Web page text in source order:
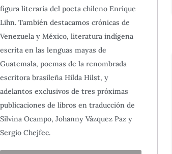
figura literaria del poeta chileno Enrique
Lihn. También destacamos crónicas de
Venezuela y México, literatura indígena
escrita en las lenguas mayas de
Guatemala, poemas de la renombrada
escritora brasileña Hilda Hilst, y
adelantos exclusivos de tres próximas
publicaciones de libros en traducción de
Silvina Ocampo, Johanny Vázquez Paz y
Sergio Chejfec.